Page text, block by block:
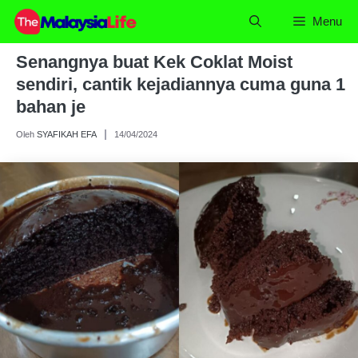
Skip
content
Menu
Senangnya buat Kek Coklat Moist
sendiri, cantik kejadiannya cuma guna 1
bahan je
Oleh SYAFIKAH EFA 14/04/2024